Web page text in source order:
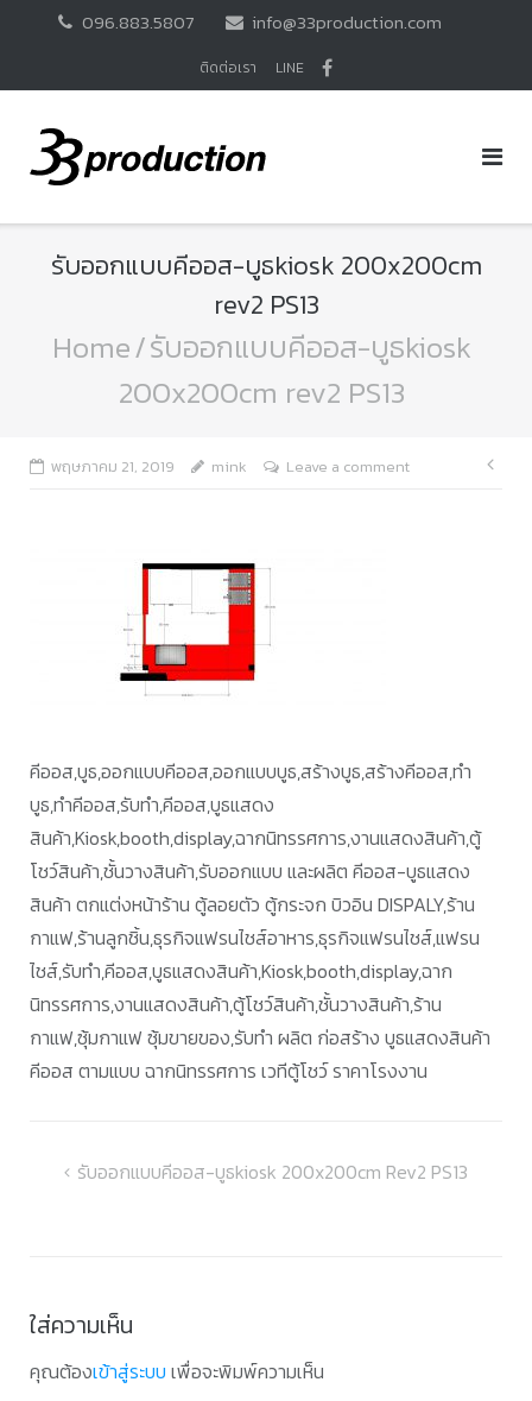
096.883.5807 info@33production.com
ติดต่อเรา LINE
รับออกแบบคีออส-บูธkiosk 200x200cm
rev2 PS13
Home/รับออกแบบคีออส-บูธkiosk
200x200cm rev2 PS13
พฤษภาคม 21, 2019 mink Leave a comment
แน
คีออส,บูธ,ออกแบบคีออส,ออกแบบบูธ,สร้างบูธ,สร้างคีออส,ทำ
บูธ,ทำคีออส,รับทำ,คีออส,บูธแสดง
สินค้า,Kiosk,booth,display,ฉากนิทรรศการ,งานแสดงสินค้า,ตู้
โชว์สินค้า,ชั้นวางสินค้า,รับออกแบบ และผลิต คีออส-บูธแสดง
สินค้า ตกแต่งหน้าร้าน ตู้ลอยตัว ตู้กระจก บิวอิน DISPALY,ร้าน
กาแฟ,ร้านลูกชิ้น,ธุรกิจแฟรนไชส์อาหาร,ธุรกิจแฟรนไชส์,แฟรน
ไชส์,รับทำ,คีออส,บูธแสดงสินค้า,Kiosk,booth,display,ฉาก
นิทรรศการ,งานแสดงสินค้า,ตู้โชว์สินค้า,ชั้นวางสินค้า,ร้าน
กาแฟ,ซุ้มกาแฟ ซุ้มขายของ,รับทำ ผลิต ก่อสร้าง บูธแสดงสินค้า
คีออส ตามแบบ ฉากนิทรรศการ เวทีตู้โชว์ ราคาโรงงาน
แนะแนว
รับออกแบบคีออส-บูธkiosk 200x200cm Rev2 PS13
ใส่ความเห็น
คุณต้องเข้าสู่ระบบ เพื่อจะพิมพ์ความเห็น